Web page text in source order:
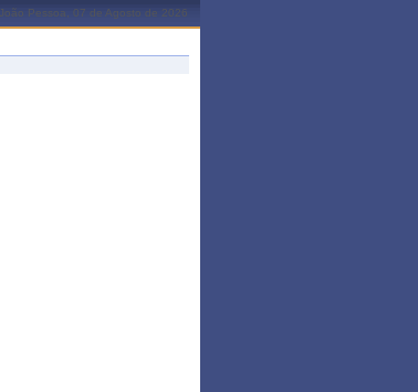
João Pessoa, 07 de Agosto de 2026